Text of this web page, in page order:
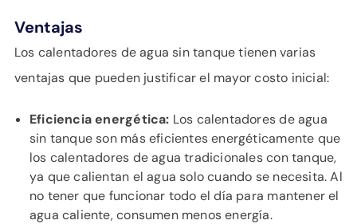
Ventajas
Los calentadores de agua sin tanque tienen varias
ventajas que pueden justificar el mayor costo inicial:
Eficiencia energética: Los calentadores de agua
sin tanque son más eficientes energéticamente que
los calentadores de agua tradicionales con tanque,
ya que calientan el agua solo cuando se necesita. Al
no tener que funcionar todo el día para mantener el
agua caliente, consumen menos energía.